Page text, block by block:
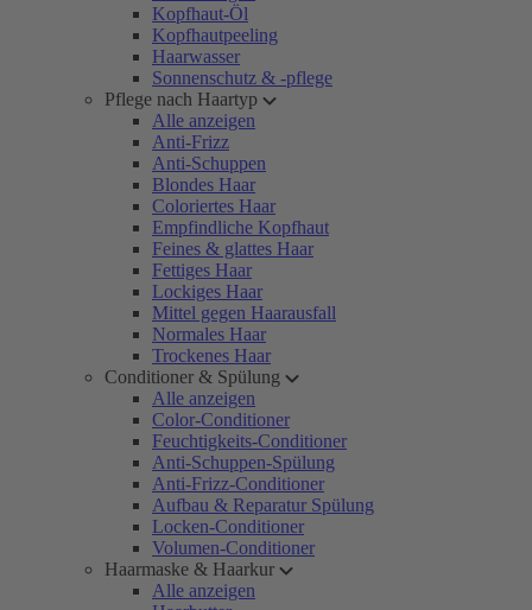
Kopfhaut-Öl
Kopfhautpeeling
Haarwasser
Sonnenschutz & -pflege
Pflege nach Haartyp
Alle anzeigen
Anti-Frizz
Anti-Schuppen
Blondes Haar
Coloriertes Haar
Empfindliche Kopfhaut
Feines & glattes Haar
Fettiges Haar
Lockiges Haar
Mittel gegen Haarausfall
Normales Haar
Trockenes Haar
Conditioner & Spülung
Alle anzeigen
Color-Conditioner
Feuchtigkeits-Conditioner
Anti-Schuppen-Spülung
Anti-Frizz-Conditioner
Aufbau & Reparatur Spülung
Locken-Conditioner
Volumen-Conditioner
Haarmaske & Haarkur
Alle anzeigen